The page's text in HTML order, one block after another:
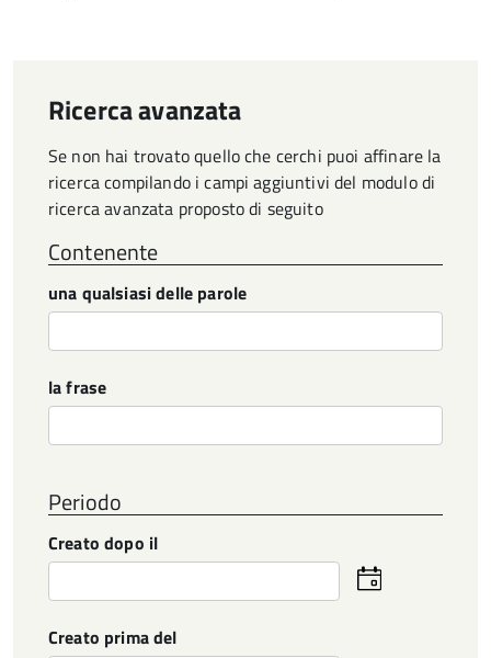
Ricerca avanzata
Se non hai trovato quello che cerchi puoi affinare la
ricerca compilando i campi aggiuntivi del modulo di
ricerca avanzata proposto di seguito
Contenente
una qualsiasi delle parole
la frase
Periodo
Creato dopo il
Seleziona
la
Creato prima del